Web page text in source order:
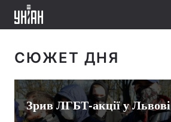
СЮЖЕТ ДНЯ
Зрив ЛГБТ-акції у Львові